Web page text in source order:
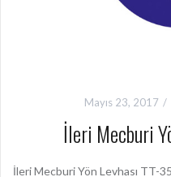
Mayıs 23, 2017
İleri Mecburi
İleri Mecburi Yön Levhası TT-